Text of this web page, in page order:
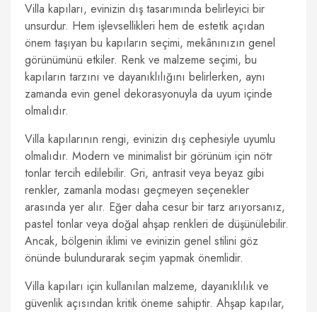
Villa kapıları, evinizin dış tasarımında belirleyici bir
unsurdur. Hem işlevsellikleri hem de estetik açıdan
önem taşıyan bu kapıların seçimi, mekânınızın genel
görünümünü etkiler. Renk ve malzeme seçimi, bu
kapıların tarzını ve dayanıklılığını belirlerken, aynı
zamanda evin genel dekorasyonuyla da uyum içinde
olmalıdır.
Villa kapılarının rengi, evinizin dış cephesiyle uyumlu
olmalıdır. Modern ve minimalist bir görünüm için nötr
tonlar tercih edilebilir. Gri, antrasit veya beyaz gibi
renkler, zamanla modası geçmeyen seçenekler
arasında yer alır. Eğer daha cesur bir tarz arıyorsanız,
pastel tonlar veya doğal ahşap renkleri de düşünülebilir.
Ancak, bölgenin iklimi ve evinizin genel stilini göz
önünde bulundurarak seçim yapmak önemlidir.
Villa kapıları için kullanılan malzeme, dayanıklılık ve
güvenlik açısından kritik öneme sahiptir. Ahşap kapılar,